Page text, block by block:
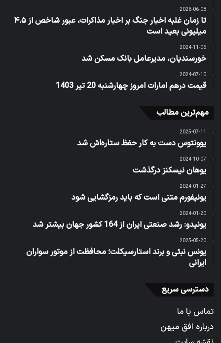
2026-06-08
تا زمان غلبه اخبار جنگ بر اخبار مذاکرات، عبور شاخص از ۴.۵
میلیونی بعید است
2024-11-06
خورسندیان، مدیرعامل بانک مسکن شد
2024-07-10
قیمت درهم امارات امروز چهارشنبه 20 تیر 1403
مهم‌ترین مطالب
2025-07-11
یوونتوس دست به کار حفظ ستاره‌اش شد
2024-10-07
یوهان نیسکنز درگذشت
2024-01-27
یونیفورم متنی است که باید رمزگشایی شود
2024-01-20
یونیدو: رشد صنعتی ایران از 164 کشور جهان بیشتر شد
2025-05-20
یونس نبئی و برند استارسیکلت؛ محافظت از موتور سواران
ایرانی
دسترسی سریع
تماس با ما
درباره افق میهن